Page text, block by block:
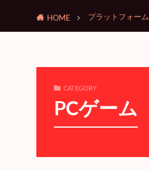
HOME プラットフォーム
CATEGORY
PCゲーム